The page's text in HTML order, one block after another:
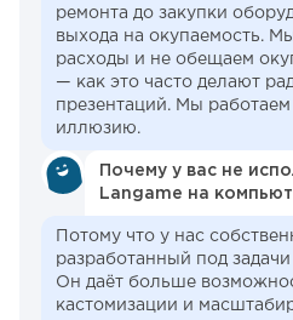
ремонта до закупки
выхода на окупаемость.
расходы и не обещаем
— как это часто делают
презентаций. Мы работаем
иллюзию.
Почему у вас не
Langame на
Потому что у нас
разработанный под
Он даёт больше
кастомизации и